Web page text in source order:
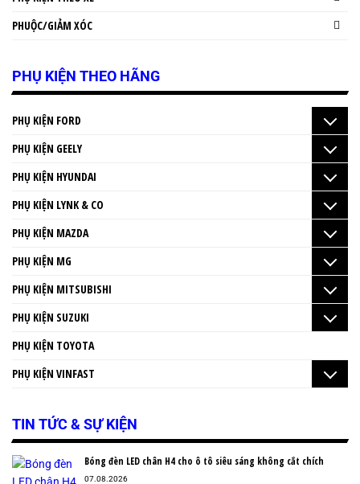
PHUỘC/GIẢM XÓC
PHỤ KIỆN THEO HÃNG
PHỤ KIỆN FORD
PHỤ KIỆN GEELY
PHỤ KIỆN HYUNDAI
PHỤ KIỆN LYNK & CO
PHỤ KIỆN MAZDA
PHỤ KIỆN MG
PHỤ KIỆN MITSUBISHI
PHỤ KIỆN SUZUKI
PHỤ KIỆN TOYOTA
PHỤ KIỆN VINFAST
TIN TỨC & SỰ KIỆN
Bóng đèn LED chân H4 cho ô tô siêu sáng không cắt chích
07.08.2026